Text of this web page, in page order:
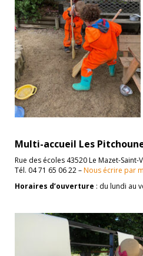
Multi-accueil Les
Rue des écoles 43520 Le Mazet-Saint-
Tél. 04 71 65 06 22 –Nous écrire par
Horaires d’ouverture : du lundi au